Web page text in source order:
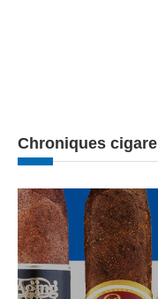
Chroniques cigare